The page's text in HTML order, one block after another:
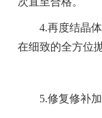
4.再度结晶体
在细致的全方位
5.修复修补加